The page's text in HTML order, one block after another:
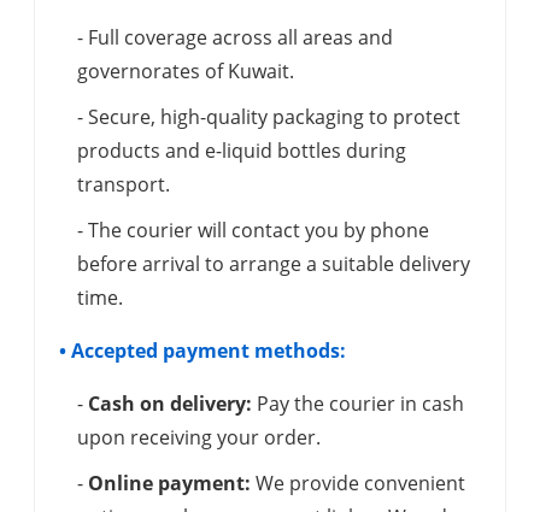
- Full coverage across all areas and
governorates of Kuwait.
- Secure, high-quality packaging to protect
products and e-liquid bottles during
transport.
- The courier will contact you by phone
before arrival to arrange a suitable delivery
time.
• Accepted payment methods:
- Cash on delivery: Pay the courier in cash
upon receiving your order.
- Online payment: We provide convenient